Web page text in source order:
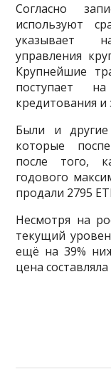
Согласно
используют
указывает
управления
Крупнейшие
поступает
кредитования и
Были и
которые
после того,
годового
продали 2795
Несмотря на
текущий
ещё на 39%
цена